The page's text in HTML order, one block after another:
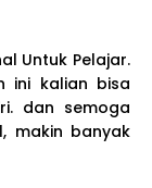
Untuk Pelajar.
ini kalian bisa
dan semoga
makin banyak